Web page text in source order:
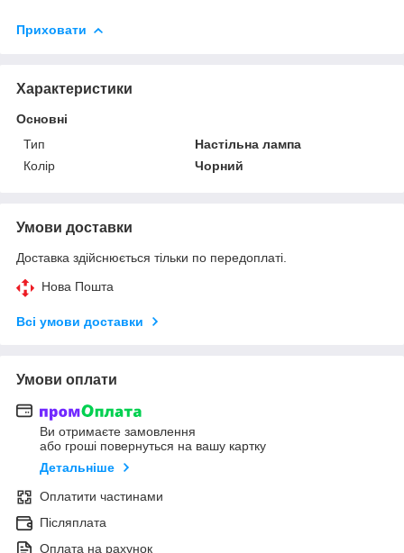
Приховати
Характеристики
Основні
Тип
Настільна лампа
Колір
Чорний
Умови доставки
Доставка здійснюється тільки по передоплаті.
Нова Пошта
Всі умови доставки
Умови оплати
Ви отримаєте замовлення
або гроші повернуться на вашу картку
Детальніше
Оплатити частинами
Післяплата
Оплата на рахунок